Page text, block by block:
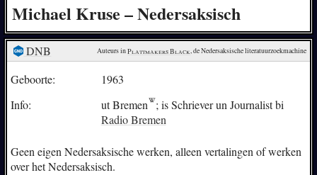
Michael Kruse – Nedersaksisch
DNB Auteurs in Plattmakers Black, de Nedersaksische literatuurzoekmachine
Geboorte:
1963
Info:
utBremen
; is Schriever un Journalist bi
Radio Bremen
Geen eigen Nedersaksische werken, alleen vertalingen of werken
over het Nedersaksisch.